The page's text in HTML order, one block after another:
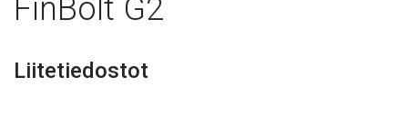
FinBolt G2
Liitetiedostot